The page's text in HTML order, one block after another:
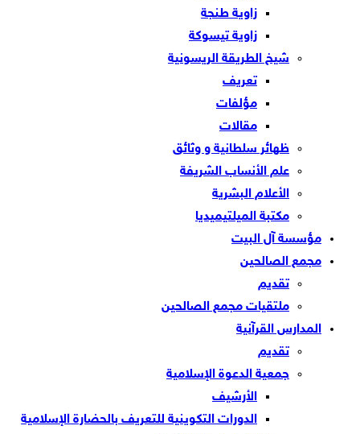
زاوية طنجة
زاوية تيسوكة
شيخ الطريقة الريسونية
تعريف
مؤلفات
مقالات
ظهائر سلطانية و وثائق
علم الأنساب الشريفة
الأعلام البشرية
مكتبة الميلتيميديا
مؤسسة آل البيت
مجمع الصالحين
تقديم
ملتقيات مجمع الصالحين
المدارس القرآنية
تقديم
جمعية الدعوة الإسلامية
الأرشيف
الدورات التكوينية للتعريف بالحضارة الإسلامية